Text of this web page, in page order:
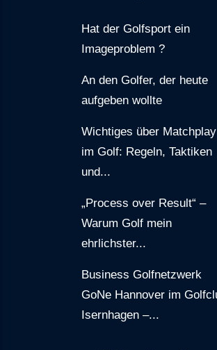
Hat der Golfsport ein
Imageproblem ?
An den Golfer, der heute
aufgeben wollte
Wichtiges über Matchplay
im Golf: Regeln, Taktiken
und...
„Process over Result“ –
Warum Golf mein
ehrlichster...
Business Golfnetzwerk
GoNe Hannover im
Isernhagen –...